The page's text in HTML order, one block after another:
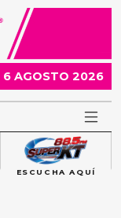
6 AGOSTO 2026
ESCUCHA AQUÍ